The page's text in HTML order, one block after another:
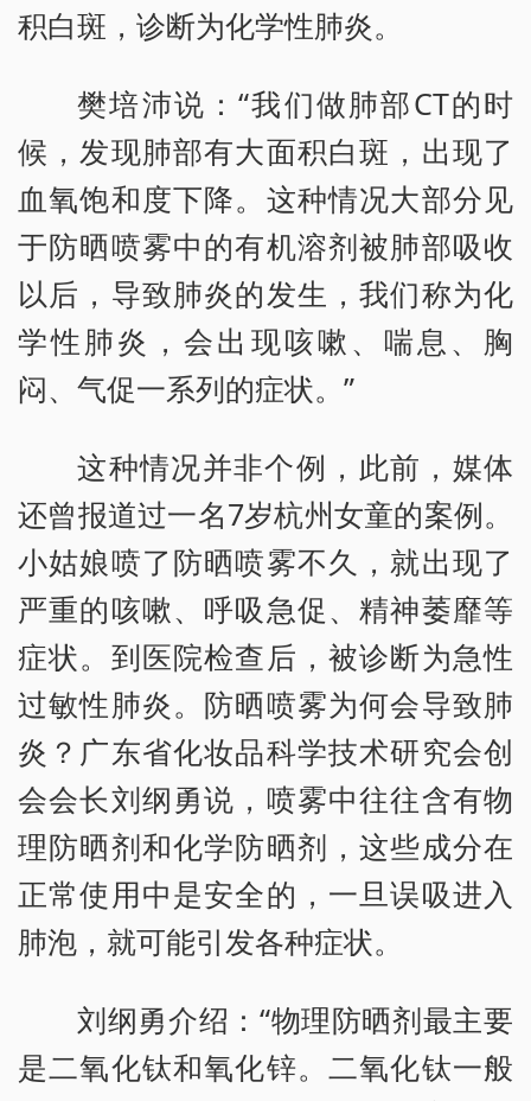
积白斑，诊断为化学性肺炎。
樊培沛说：“我们做肺部CT的时
候，发现肺部有大面积白斑，出现了
血氧饱和度下降。这种情况大部分见
于防晒喷雾中的有机溶剂被肺部吸收
以后，导致肺炎的发生，我们称为化
学性肺炎，会出现咳嗽、喘息、胸
闷、气促一系列的症状。”
这种情况并非个例，此前，媒体
还曾报道过一名7岁杭州女童的案例。
小姑娘喷了防晒喷雾不久，就出现了
严重的咳嗽、呼吸急促、精神萎靡等
症状。到医院检查后，被诊断为急性
过敏性肺炎。防晒喷雾为何会导致肺
炎？广东省化妆品科学技术研究会创
会会长刘纲勇说，喷雾中往往含有物
理防晒剂和化学防晒剂，这些成分在
正常使用中是安全的，一旦误吸进入
肺泡，就可能引发各种症状。
刘纲勇介绍：“物理防晒剂最主要
是二氧化钛和氧化锌。二氧化钛一般